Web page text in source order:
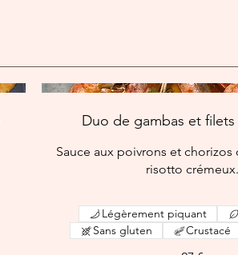
Duo de gambas et
Sauce aux poivrons et chorizos
risotto crémeux.
Légèrement piquant
Sans gluten
Crustacé